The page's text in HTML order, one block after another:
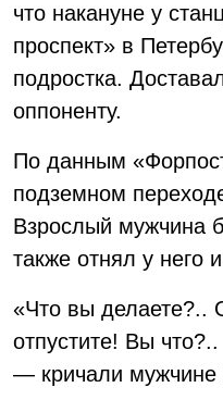
что накануне у
проспект» в
подростка.
оппоненту.
По данным
подземном
Взрослый мужчина
также отнял у него
«Что вы делаете?..
отпустите! Вы
— кричали